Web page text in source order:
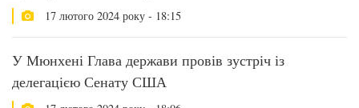
17 лютого 2024 року - 18:15
У Мюнхені Глава держави провів зустріч із
делегацією Сенату США